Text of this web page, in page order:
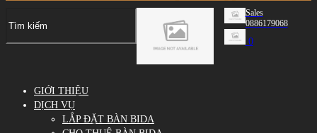
Sales
0886179068
0
GIỚI THIỆU
DỊCH VỤ
LẮP ĐẶT BÀN BIDA